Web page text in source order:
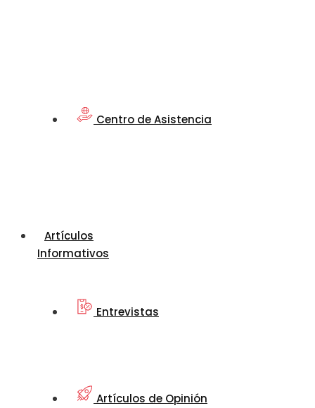
Centro de Asistencia
Artículos
Informativos
Entrevistas
Artículos de Opinión